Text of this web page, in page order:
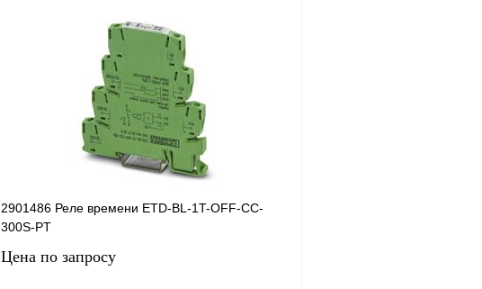
Сравнение
Под заказ
2901486 Реле времени ETD-BL-1T-OFF-CC-
300S-PT
Цена по запросу